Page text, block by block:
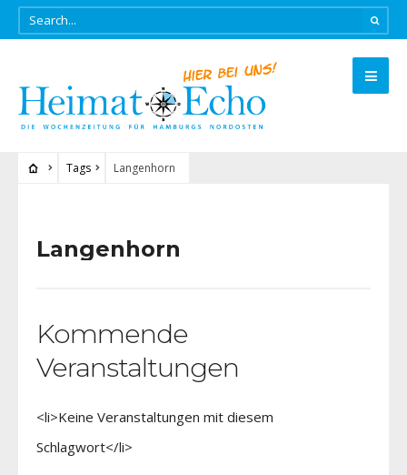
Tags Langenhorn
Langenhorn
Kommende
Veranstaltungen
<li>Keine Veranstaltungen mit diesem
Schlagwort</li>